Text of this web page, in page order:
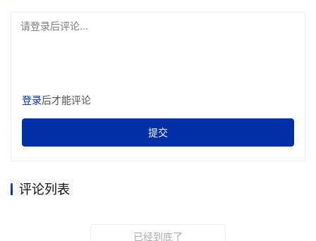
请登录后评论...
登录后才能评论
提交
评论列表
已经到底了